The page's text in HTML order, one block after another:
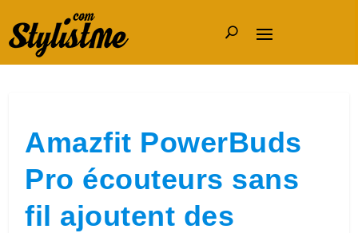
Amazfit PowerBuds
Pro écouteurs sans
fil ajoutent des